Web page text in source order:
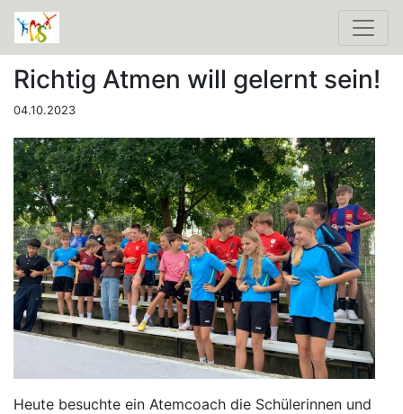
Richtig Atmen will gelernt sein!
04.10.2023
Heute besuchte ein Atemcoach die Schülerinnen und